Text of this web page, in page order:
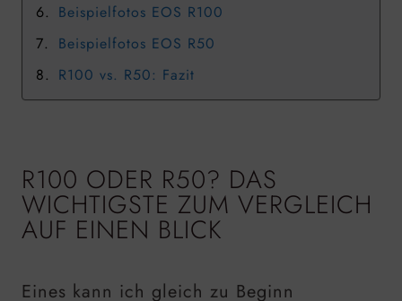
Beispielfotos EOS R100
Beispielfotos EOS R50
R100 vs. R50: Fazit
R100 ODER R50? DAS
WICHTIGSTE ZUM VERGLEICH
AUF EINEN BLICK
Eines kann ich gleich zu Beginn